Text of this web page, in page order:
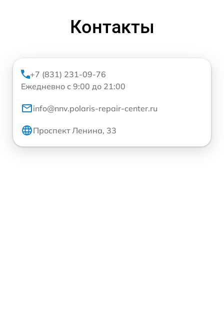
Контакты
+7 (831) 231-09-76
Ежедневно с 9:00 до 21:00
info@nnv.polaris-repair-center.ru
Проспект Ленина, 33